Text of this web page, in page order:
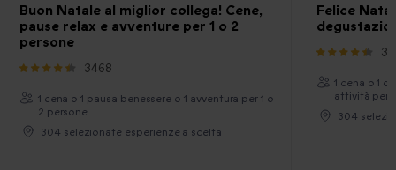
Buon Natale al miglior collega! Cene,
pause relax e avventure per 1 o 2
persone
3468
1 cena o 1 pausa benessere o 1 avventura per 1 o
2 persone
304 selezionate esperienze a scelta
Felice
1 cena o 1
attività per
304